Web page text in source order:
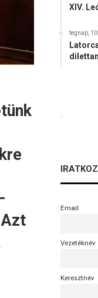
XIV.
tegnap,
.
Email
Vezetéknév
Keresztnév